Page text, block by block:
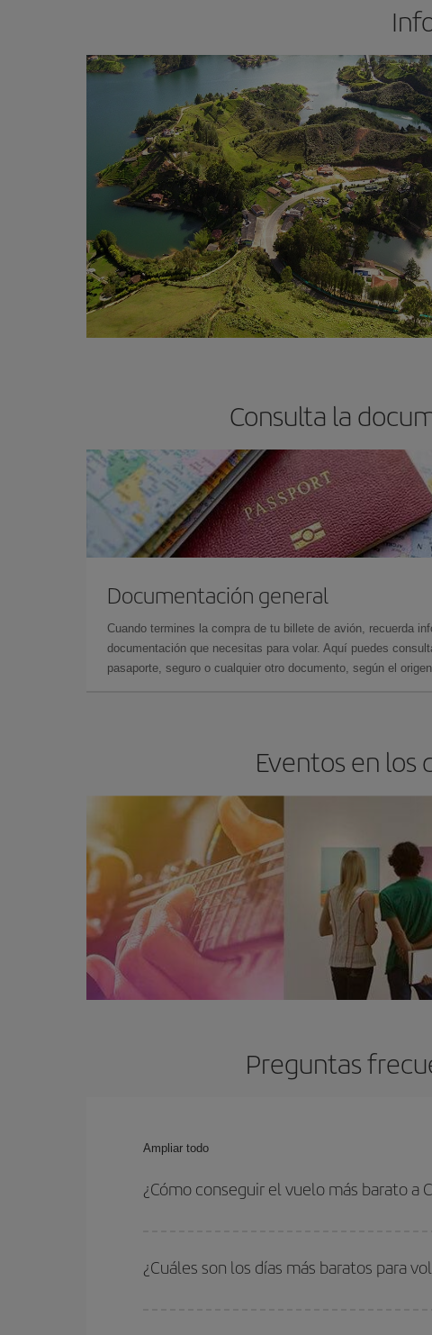
Consulta la
Documentación general
Cuando termines la compra de tu billete de avión, recuerda
documentación que necesitas para volar. Aquí puedes
pasaporte, seguro o cualquier otro documento, según el
Eventos en los
Preguntas
Ampliar todo
¿Cómo conseguir el vuelo más barato a
vuelta. Además, si no tienes decidido un destino
¿Cuáles son los días más baratos para